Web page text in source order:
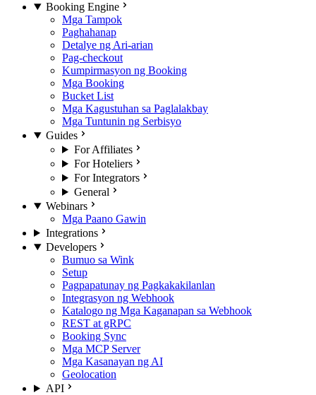
Booking Engine
Mga Tampok
Paghahanap
Detalye ng Ari-arian
Pag-checkout
Kumpirmasyon ng Booking
Mga Booking
Bucket List
Mga Kagustuhan sa Paglalakbay
Mga Tuntunin ng Serbisyo
Guides
For Affiliates
For Hoteliers
For Integrators
General
Webinars
Mga Paano Gawin
Integrations
Developers
Bumuo sa Wink
Setup
Pagpapatunay ng Pagkakakilanlan
Integrasyon ng Webhook
Katalogo ng Mga Kaganapan sa Webhook
REST at gRPC
Booking Sync
Mga MCP Server
Mga Kasanayan ng AI
Geolocation
API